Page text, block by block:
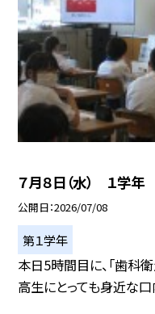
７月８日（水） １学
公開日 2026/07/08
第１学年
本日5時間目に、「歯科
高生にとっても身近な